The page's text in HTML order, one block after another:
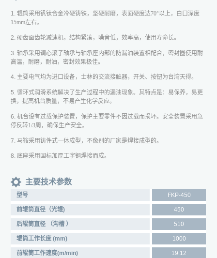
1. 辊筒采用钒钛合金冷硬铸铁，坚硬耐磨，表面硬度达70°以上，白口深度
15mm左右。
2. 硬齿面齿轮减速机，结构紧凑，噪音低，效率高，使用寿命长。
3. 轴承采用调心滚子轴承与轴承座内部的防漏油装置相配合，密封圈使用耐
高温，耐磨，耐油，密封效果极佳。
4. 主要电气均为进口设备，士林的交流接触器，开关、按钮为台湾天得。
5. 循环式润滑系统解决了生产过程中的漏油现象。其特点是：易保养，易更
换，提高机台质量，不易产生化学反应。
6. 机台设有过载保护装置，保护主要零件不因过载而损坏。安全装置采用急
停反转1/3周，确保生产安全。
7. 马鞍采用铸件式一体成型，不像别的厂家是焊接成型的。
8. 底座采用国标加厚工字钢焊接而成。
主要技术参数
型号 FKP-450
前辊筒直径（光辊) 450
后辊筒直径 （沟槽 ） 510
辊筒工作长度 (mm) 1000
前辊筒工作速度(m/min) 19.12